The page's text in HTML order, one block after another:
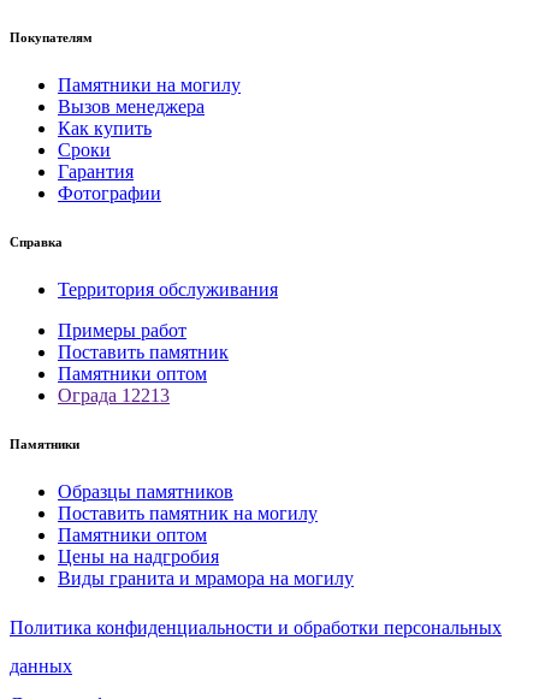
Покупателям
Памятники на могилу
Вызов менеджера
Как купить
Сроки
Гарантия
Фотографии
Справка
Территория обслуживания
Примеры работ
Поставить памятник
Памятники оптом
Ограда 12213
Памятники
Образцы памятников
Поставить памятник на могилу
Памятники оптом
Цены на надгробия
Виды гранита и мрамора на могилу
Политика конфиденциальности и обработки персональных
данных